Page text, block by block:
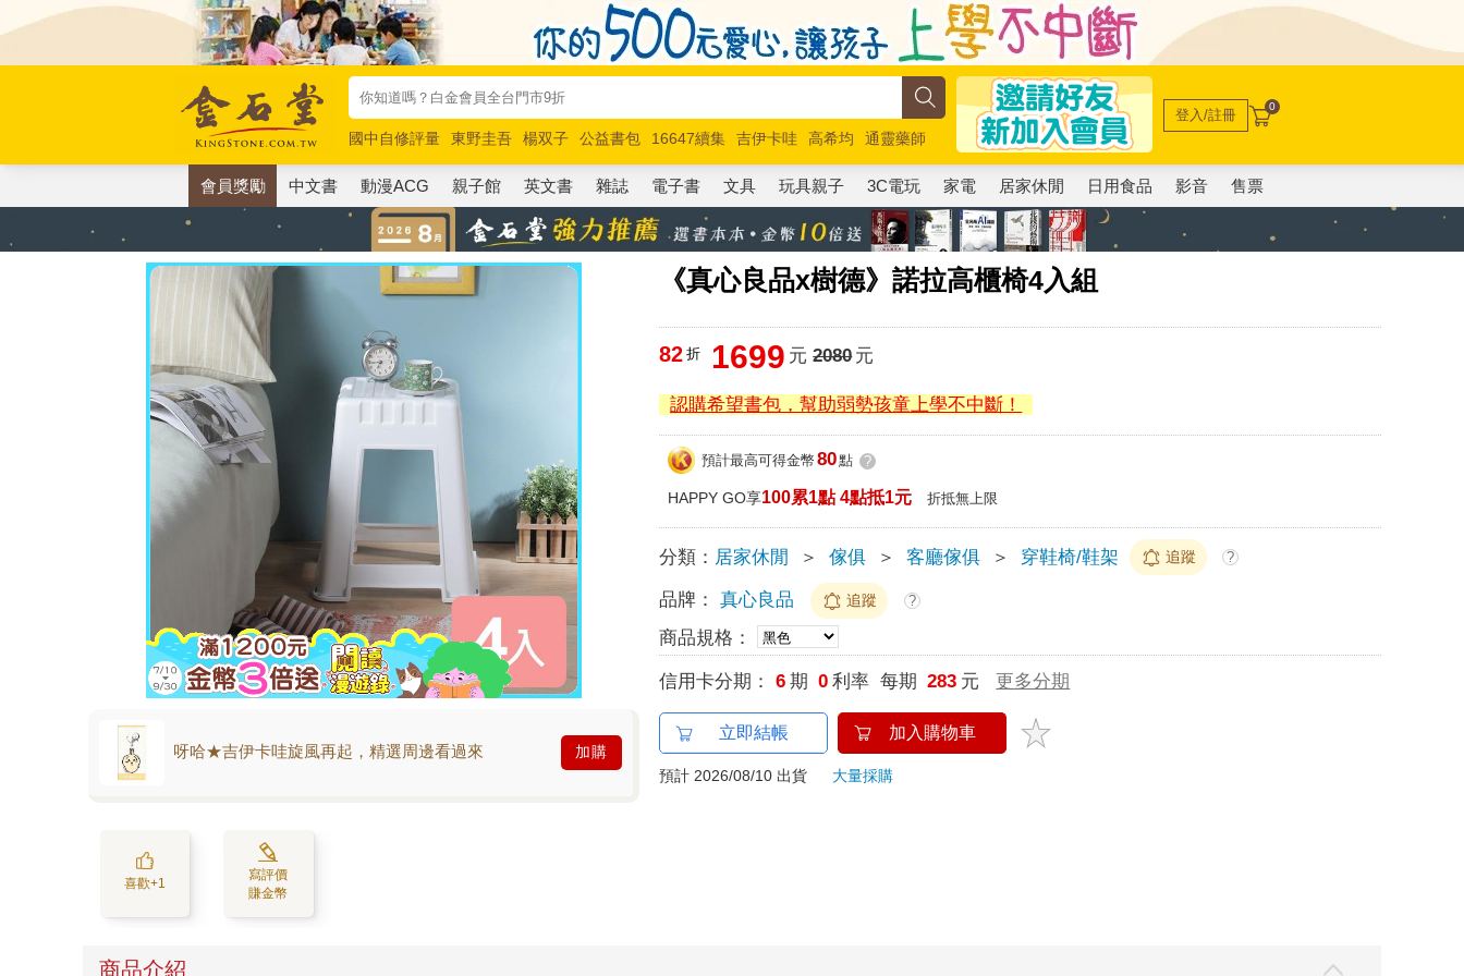
國中自修評量 東野圭吾 楊双子 公益書包 16647續集 吉伊卡哇 高希均
通靈藥師
唯紅花綻放
奧德賽 路邊攤新作 馬斯克 玩具總動員5 超慢跑
登入/註冊 0
會員獎勵 中文書 動漫ACG 親子館 英文書 雜誌 電子書 文具 玩具親子 3C電玩 家電 居家休閒 日用食品 影音 售票
《真心良品x樹德》諾拉高櫃椅4入組
呀哈★吉伊卡哇旋風再起，精選周邊看過來 加購
喜歡+1
寫評價
賺金幣
82 折 1699 元 2080元
認購希望書包，幫助弱勢孩童上學不中斷！
預計最高可得金幣 80點 ?
HAPPY GO享100累1點 4點抵1元 折抵無上限
分類： 居家休閒 ＞ 傢俱 ＞ 客廳傢俱 ＞ 穿鞋椅/鞋架 追蹤 ?
品牌： 真心良品 追蹤 ?
商品規格：
信用卡分期： 6 期 0 利率 每期 283 元 更多分期
立即結帳 加入購物車
預計 2026/08/10 出貨 大量採購
商品介紹